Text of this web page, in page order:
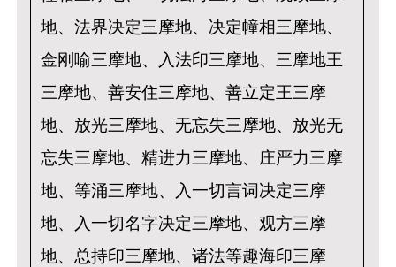
地、法界决定三摩地、决定幢相三摩地、
金刚喻三摩地、入法印三摩地、三摩地王
三摩地、善安住三摩地、善立定王三摩
地、放光三摩地、无忘失三摩地、放光无
忘失三摩地、精进力三摩地、庄严力三摩
地、等涌三摩地、入一切言词决定三摩
地、入一切名字决定三摩地、观方三摩
地、总持印三摩地、诸法等趣海印三摩